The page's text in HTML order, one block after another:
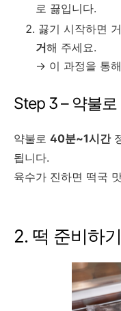
로 끓입니다.
끓기 시작하면
거해 주세요.
→ 이 과정을 통
Step 3 – 약불
약불로 40분~1시간
됩니다.
육수가 진하면 떡국
2. 떡 준비하